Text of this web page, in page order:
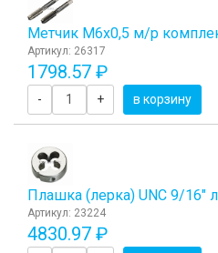
Метчик М6x0,5 м/р
Артикул: 26317
1798.57 ₽
- + в корзину
Плашка (лерка) UNC 9/16"
Артикул: 23224
4830.97 ₽